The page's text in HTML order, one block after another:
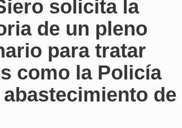
solicita la
de un pleno
para tratar
como la Policía
de